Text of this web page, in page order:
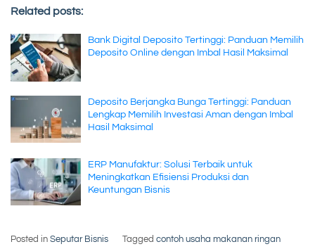
Related posts:
Bank Digital Deposito Tertinggi: Panduan Memilih
Deposito Online dengan Imbal Hasil Maksimal
Deposito Berjangka Bunga Tertinggi: Panduan
Lengkap Memilih Investasi Aman dengan Imbal
Hasil Maksimal
ERP Manufaktur: Solusi Terbaik untuk
Meningkatkan Efisiensi Produksi dan
Keuntungan Bisnis
Posted in Seputar Bisnis Tagged contoh usaha makanan ringan